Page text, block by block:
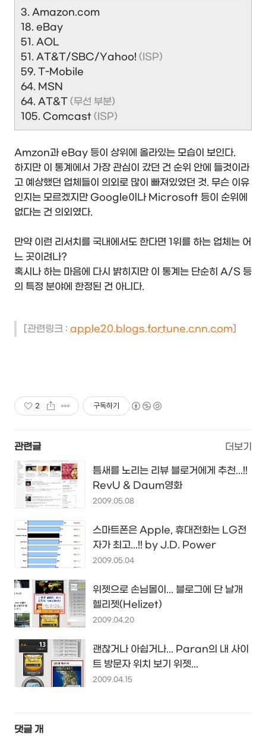
3. Amazon.com
18. eBay
51. AOL
51. AT&T/SBC/Yahoo! (ISP)
59. T-Mobile
64. MSN
64. AT&T (무선 부분)
105. Comcast (ISP)
Amzon과 eBay 등이 상위에 올라있는 모습이 보인다.
하지만 이 통계에서 가장 관심이 갔던 건 순위 안에 들것이라
고 예상했던 업체들이 의외로 많이 빠져있었던 것. 무슨 이유
인지는 모르겠지만 Google이나 Microsoft 등이 순위에
없다는 건 의외였다.
만약 이런 리서치를 국내에서도 한다면 1위를 하는 업체는 어
느 곳이려나?
혹시나 하는 마음에 다시 밝히지만 이 통계는 단순히 A/S 등
의 특정 분야에 한정된 건 아니다.
[관련링크 : apple20.blogs.fortune.cnn.com]
2 구독하기
관련글 더보기
틈새를 노리는 리뷰 블로거에게 추천...!!
RevU & Daum영화
2009.05.08
스마트폰은 Apple, 휴대전화는 LG전
자가 최고...!! by J.D. Power
2009.05.04
위젯으로 손님몰이... 블로그에 단 날개
헬리젯(Helizet)
2009.04.20
괜찮거나 아쉽거나... Paran의 내 사이
트 방문자 위치 보기 위젯...
2009.04.15
댓글 개